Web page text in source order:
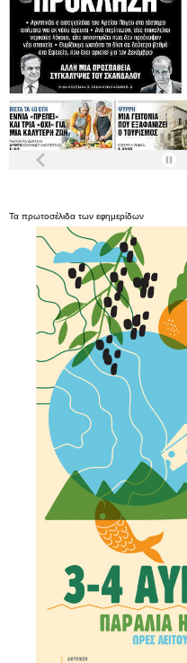
Τα πρωτοσέλιδα των εφημερίδων